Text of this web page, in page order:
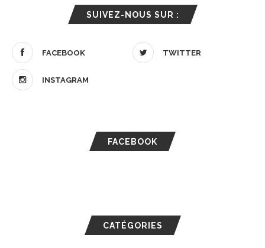
SUIVEZ-NOUS SUR :
FACEBOOK TWITTER
INSTAGRAM
FACEBOOK
CATÉGORIES